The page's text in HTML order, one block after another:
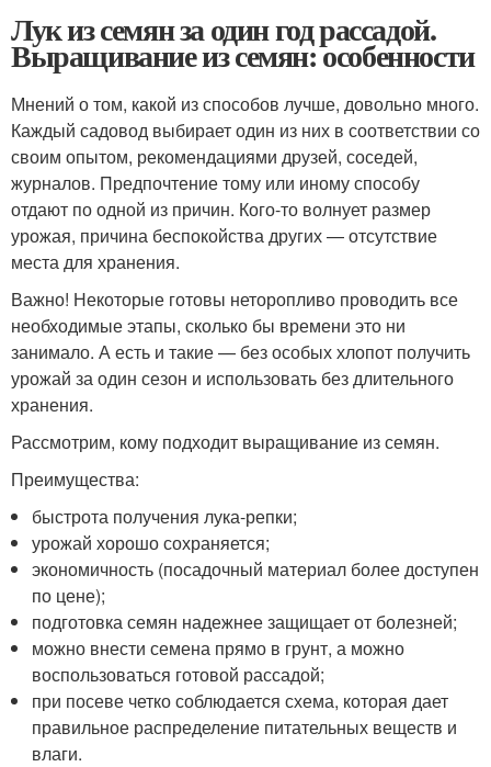
Лук из семян за один год рассадой.
Выращивание из семян: особенности
Мнений о том, какой из способов лучше, довольно много.
Каждый садовод выбирает один из них в соответствии со
своим опытом, рекомендациями друзей, соседей,
журналов. Предпочтение тому или иному способу
отдают по одной из причин. Кого-то волнует размер
урожая, причина беспокойства других — отсутствие
места для хранения.
Важно! Некоторые готовы неторопливо проводить все
необходимые этапы, сколько бы времени это ни
занимало. А есть и такие — без особых хлопот получить
урожай за один сезон и использовать без длительного
хранения.
Рассмотрим, кому подходит выращивание из семян.
Преимущества:
быстрота получения лука-репки;
урожай хорошо сохраняется;
экономичность (посадочный материал более доступен
по цене);
подготовка семян надежнее защищает от болезней;
можно внести семена прямо в грунт, а можно
воспользоваться готовой рассадой;
при посеве четко соблюдается схема, которая дает
правильное распределение питательных веществ и
влаги.